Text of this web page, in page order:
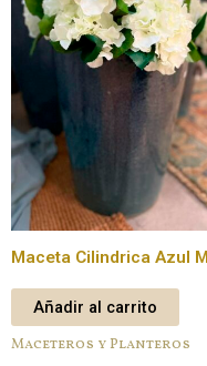
Maceta Cilindrica Azul M
Añadir al carrito
Maceteros y Planteros